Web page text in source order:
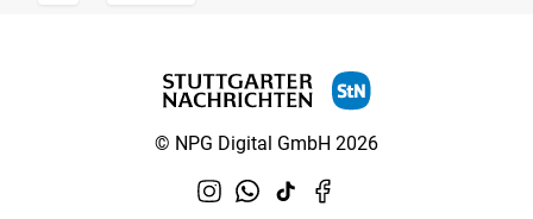
© NPG Digital GmbH 2026